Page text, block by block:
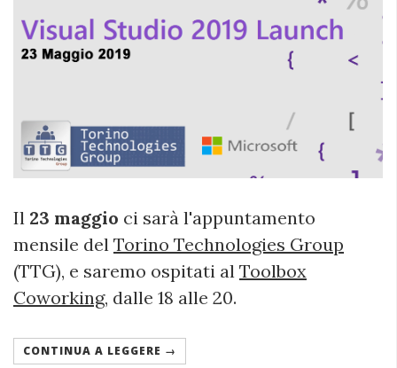
Il 23 maggio ci sarà l'appuntamento
mensile del Torino Technologies Group
(TTG), e saremo ospitati al Toolbox
Coworking, dalle 18 alle 20.
CONTINUA A LEGGERE →